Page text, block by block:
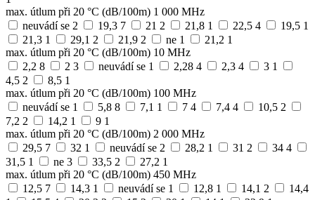
max. útlum při 20 °C (dB/100m) 1 000 MHz
neuvádí se 2 19,3 7 21 2 21,8 1 22,5 4 19,5 1
21,3 1 29,1 2 21,9 2 ne 1 21,2 1
max. útlum při 20 °C (dB/100m) 10 MHz
2,2 8 2 3 neuvádí se 1 2,28 4 2,3 4 3 1
4,5 2 8,5 1
max. útlum při 20 °C (dB/100m) 100 MHz
neuvádí se 1 5,8 8 7,1 1 7 4 7,4 4 10,5 2
7,2 2 14,2 1 9 1
max. útlum při 20 °C (dB/100m) 2 000 MHz
29,5 7 32 1 neuvádí se 2 28,2 1 31 2 34 4
31,5 1 ne 3 33,5 2 27,2 1
max. útlum při 20 °C (dB/100m) 450 MHz
12,5 7 14,3 1 neuvádí se 1 12,8 1 14,1 2
14,4